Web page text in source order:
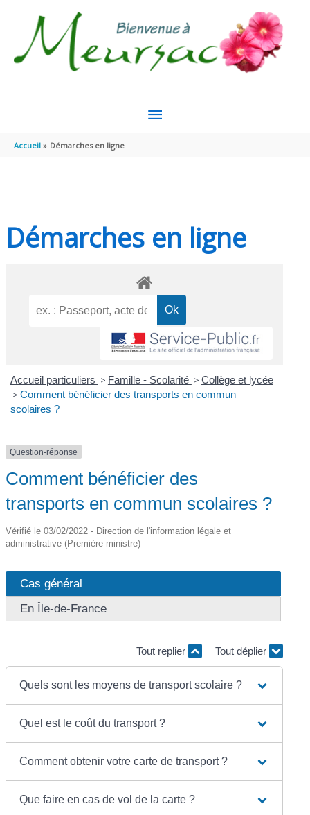
MENU
Accueil Démarches en ligne
Démarches en ligne
Accueil particuliers > Famille - Scolarité > Collège et lycée
> Comment bénéficier des transports en commun
scolaires ?
Question-réponse
Comment bénéficier des
transports en commun scolaires ?
Vérifié le 03/02/2022 - Direction de l'information légale et
administrative (Première ministre)
Cas général
En Île-de-France
Tout replier Tout déplier
Quels sont les moyens de transport scolaire ?
Quel est le coût du transport ?
Comment obtenir votre carte de transport ?
Que faire en cas de vol de la carte ?